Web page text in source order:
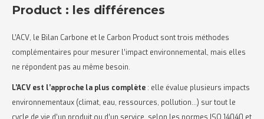
Product : les différences
L’ACV, le Bilan Carbone et le Carbon Product sont trois méthodes
complémentaires pour mesurer l’impact environnemental, mais elles
ne répondent pas au même besoin.
L’ACV est l’approche la plus complète : elle évalue plusieurs impacts
environnementaux (climat, eau, ressources, pollution…) sur tout le
cycle de vie d’un produit ou d’un service, selon les normes ISO 14040 et